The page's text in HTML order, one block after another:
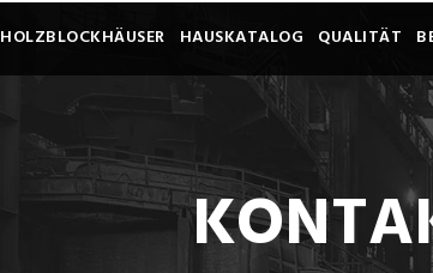
HOLZBLOCKHÄUSER HAUSKATALOG QUALITÄT